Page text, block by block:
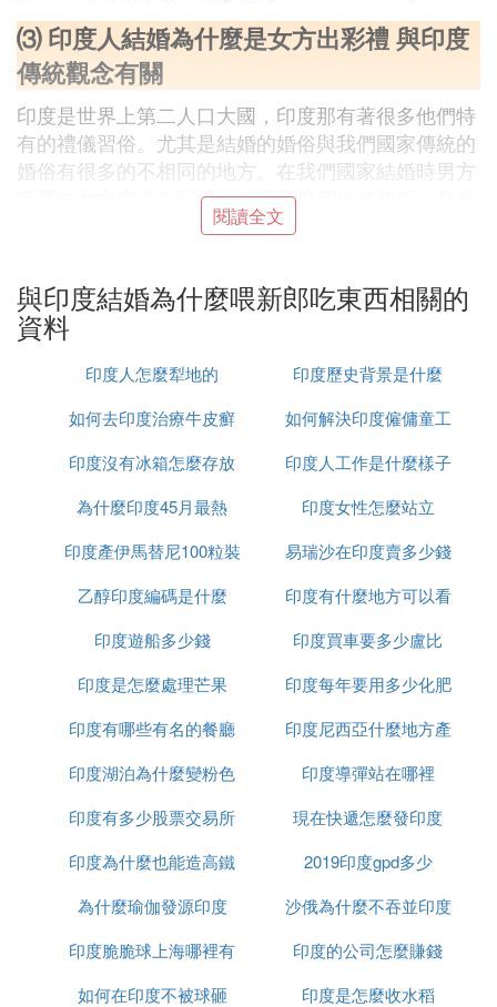
⑶ 印度人結婚為什麼是女方出彩禮 與印度
傳統觀念有關
印度是世界上第二人口大國，印度那有著很多他們特
有的禮儀習俗。尤其是結婚的婚俗與我們國家傳統的
婚俗有很多的不相同的地方。在我們國家結婚時男方
家要向女方家送去彩禮。然而印度卻恰恰相反，是女
方家要向男方家送去結婚彩禮。
在印度女方家需要給男方家送彩禮，主要是因為印度
當地有一種種姓制度。而且在印度這邊男女非常不平
等，不公平，結婚時女方家花費的資金相對來說更加
高一些。在印度這邊對於種姓制度是非常嚴格的，也
就是說不同種姓的人是不可以結婚的，所以在選擇另
話，那父母會堅決阻止。當然如果低種族女孩子想嫁
到高種族男方家裡去的話，就需要准備很多嫁妝，也
必須要送很高昂的彩禮過去才可以和男方結婚。
印度婚俗
在印度也有很多的講究是需要我們注意的。首先就是
在印度這邊一般要穿帶金邊的紅色衣服，當然衣服需
要選擇新的，另外身上還要佩戴一些珠寶，還有黃金
首飾，另外新娘脖子上需要佩戴大花環、在婚禮上講
究就比較多了，比如新郎需要由舅舅送到婚禮帳篷，
然後新娘父母會給兩位新人洗腳，需要用牛奶和清
水，代表對新人的美好祝福，然後親朋好友需要撒
印度傳統理念
在印度的婚俗習慣趨勢都是與他們的傳統理念有關
為女子那就是低賤的，應該是男人的附屬品。這種價
值觀，依然印度國人的主流價值觀，所以女子要是提
閱讀全文
與印度結婚為什麼喂新郎吃東西相關的
資料
印度人怎麼犁地的
印度歷史背景是什麼
如何去印度治療牛皮癬
如何解決印度僱傭童工
的問題
印度沒有冰箱怎麼存放
食物
印度人工作是什麼樣子
為什麼印度45月最熱
印度女性怎麼站立
印度產伊馬替尼100粒裝
多少錢
易瑞沙在印度賣多少錢
一粒
乙醇印度編碼是什麼
印度有什麼地方可以看
到太陽
印度遊船多少錢
印度買車要多少盧比
印度是怎麼處理芒果
印度每年要用多少化肥
印度有哪些有名的餐廳
印度尼西亞什麼地方產
榴槤
印度湖泊為什麼變粉色
印度導彈站在哪裡
印度有多少股票交易所
現在快遞怎麼發印度
印度為什麼也能造高鐵
2019印度gpd多少
為什麼瑜伽發源印度
沙俄為什麼不吞並印度
印度脆脆球上海哪裡有
印度的公司怎麼賺錢
如何在印度不被球砸
印度是怎麼收水稻